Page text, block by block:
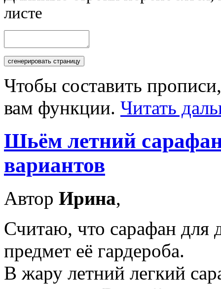
листе
Чтобы составить
вам функции. Читать
Шьём летний
вариантов
Автор Ирина,
Считаю, что сарафан
предмет её гардероба.
В жару летний легкий